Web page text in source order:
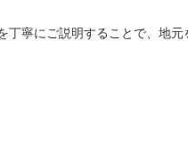
丁寧にご説明することで、地元